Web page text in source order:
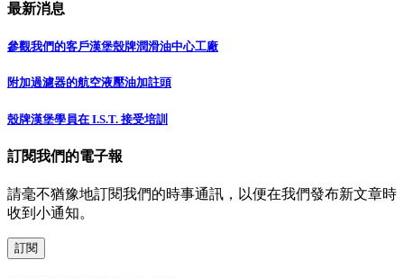
最新消息
參觀我們的客戶漢堡殼牌潤滑油中心工廠
附加過濾器的航空液壓油加註頭
殼牌漢堡學員在 I.S.T. 接受培訓
訂閱我們的電子報
請毫不猶豫地訂閱我們的時事通訊，以便在我們發布新文章時
收到小通知。
訂閱